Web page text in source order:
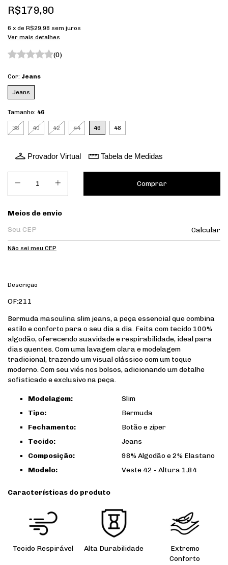
R$179,90
6 x de R$29,98 sem juros
Ver mais detalhes
(0)
Cor: Jeans
Jeans
Tamanho: 46
38 40 42 44 46 48
Provador Virtual Tabela de Medidas
Entregas para o CEP:
Meios de envio
Calcular
Não sei meu CEP
Descrição
OF:211
Bermuda masculina slim jeans, a peça essencial que combina
estilo e conforto para o seu dia a dia. Feita com tecido 100%
algodão, oferecendo suavidade e respirabilidade, ideal para
dias quentes. Com uma lavagem clara e modelagem
tradicional, trazendo um visual clássico com um toque
moderno. Com seu viés nos bolsos, adicionando um detalhe
sofisticado e exclusivo na peça.
Modelagem:
Slim
Tipo:
Bermuda
Fechamento:
Botão e zíper
Tecido:
Jeans
Composição:
98% Algodão e 2% Elastano
Modelo:
Veste 42 - Altura 1,84
Características do produto
Tecido Respirável Alta Durabilidade
Extremo
Conforto